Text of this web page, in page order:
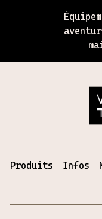
Produits Infos